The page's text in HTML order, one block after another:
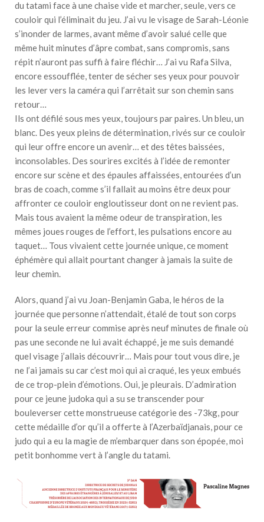
du tatami face à une chaise vide et marcher, seule, vers ce
couloir qui l’éliminait du jeu. J’ai vu le visage de Sarah-Léonie
s’inonder de larmes, avant même d’avoir salué celle que
même huit minutes d’âpre combat, sans compromis, sans
répit n’auront pas suffi à faire fléchir… J’ai vu Rafa Silva,
encore essoufflée, tenter de sécher ses yeux pour pouvoir
les lever vers la caméra qui l’arrêtait sur son chemin sans
retour…
Ils ont défilé sous mes yeux, toujours par paires. Un bleu, un
blanc. Des yeux pleins de détermination, rivés sur ce couloir
qui leur offre encore un avenir… et des têtes baissées,
inconsolables. Des sourires excités à l’idée de remonter
encore sur scène et des épaules affaissées, entourées d’un
bras de coach, comme s’il fallait au moins être deux pour
affronter ce couloir engloutisseur dont on ne revient pas.
Mais tous avaient la même odeur de transpiration, les
mêmes joues rouges de l’effort, les pulsations encore au
taquet… Tous vivaient cette journée unique, ce moment
éphémère qui allait pourtant changer à jamais la suite de
leur chemin.
Alors, quand j’ai vu Joan-Benjamin Gaba, le héros de la
journée que personne n’attendait, étalé de tout son corps
pour la seule erreur commise après neuf minutes de finale où
pas une seconde ne lui avait échappé, je me suis demandé
quel visage j’allais découvrir… Mais pour tout vous dire, je
ne l’ai jamais su car c’est moi qui ai craqué, les yeux embués
de ce trop-plein d’émotions. Oui, je pleurais. D’admiration
pour ce jeune judoka qui a su se transcender pour
bouleverser cette monstrueuse catégorie des -73kg, pour
cette médaille d’or qu’il a offerte à l’Azerbaïdjanais, pour ce
judo qui a eu la magie de m’embarquer dans son épopée, moi
petit bonhomme vert à l’angle du tatami.